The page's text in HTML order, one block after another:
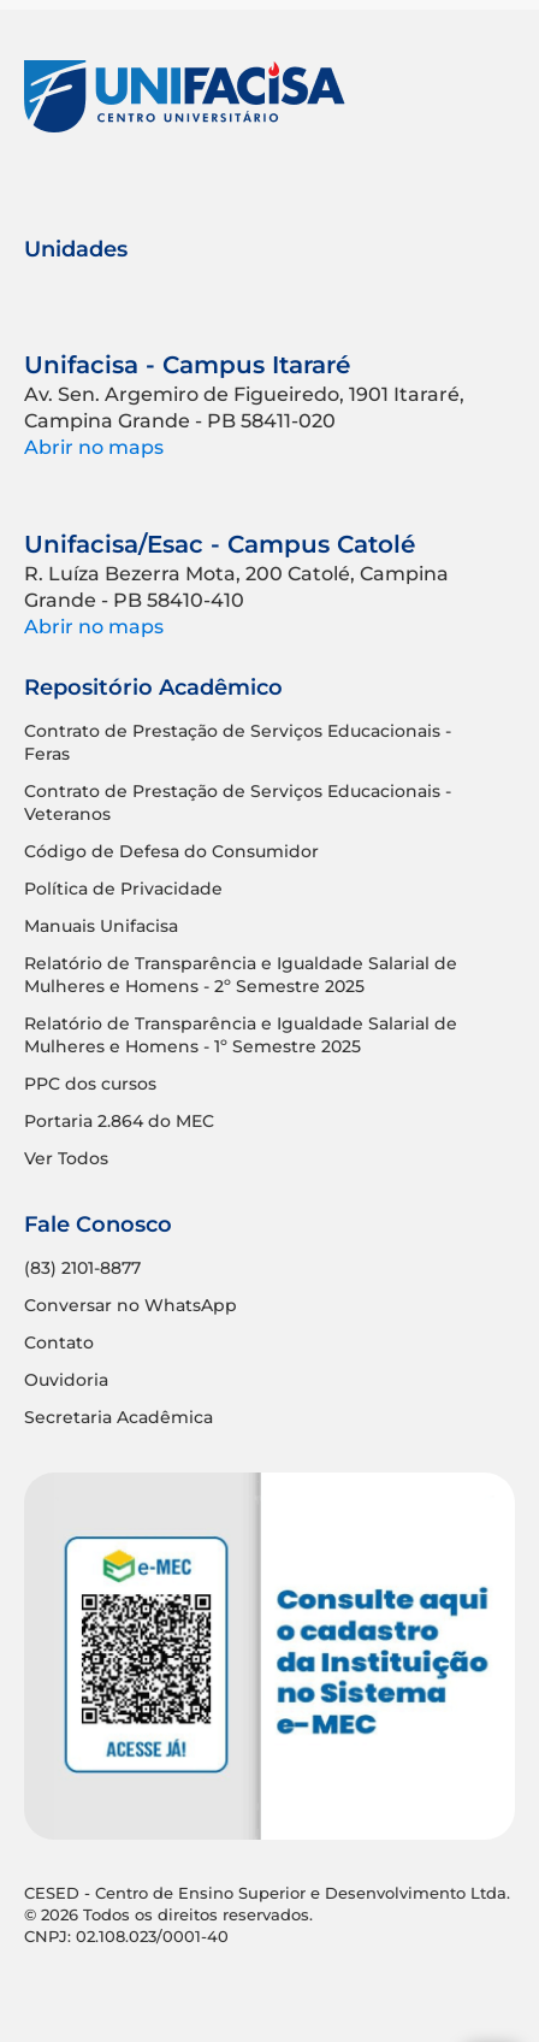
Unidades
Unifacisa - Campus Itararé
Av. Sen. Argemiro de Figueiredo, 1901 Itararé,
Campina Grande - PB 58411-020
Abrir no maps
Unifacisa/Esac - Campus Catolé
R. Luíza Bezerra Mota, 200 Catolé, Campina
Grande - PB 58410-410
Abrir no maps
Repositório Acadêmico
Contrato de Prestação de Serviços Educacionais -
Feras
Contrato de Prestação de Serviços Educacionais -
Veteranos
Código de Defesa do Consumidor
Política de Privacidade
Manuais Unifacisa
Relatório de Transparência e Igualdade Salarial de
Mulheres e Homens - 2º Semestre 2025
Relatório de Transparência e Igualdade Salarial de
Mulheres e Homens - 1º Semestre 2025
PPC dos cursos
Portaria 2.864 do MEC
Ver Todos
Fale Conosco
(83) 2101-8877
Conversar no WhatsApp
Contato
Ouvidoria
Secretaria Acadêmica
CESED - Centro de Ensino Superior e Desenvolvimento Ltda.
© 2026 Todos os direitos reservados.
CNPJ: 02.108.023/0001-40